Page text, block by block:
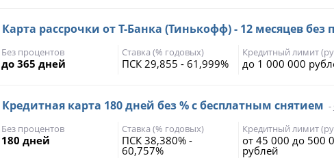
Карта рассрочки от Т-Банка (Тинькофф) - 12 месяцев без
Без процентов
до 365 дней
Ставка (% годовых)
ПСК 29,855 - 61,999%
Кредитный лимит
до 1 000 000
Кредитная карта 180 дней без % с бесплатным снятием -
Без процентов
180 дней
Ставка (% годовых)
ПСК 38,380% -
60,757%
Кредитный лимит
от 45 000 до 500
рублей